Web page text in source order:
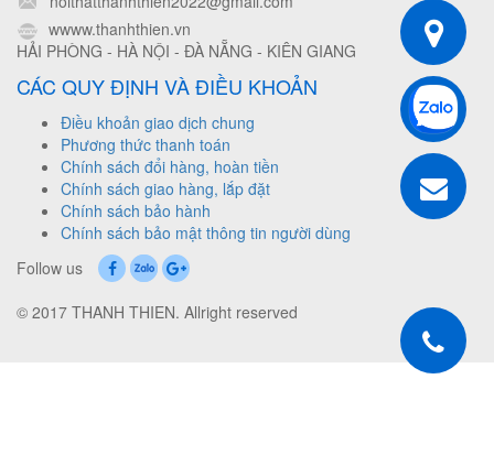
wwww.thanhthien.vn
HẢI PHÒNG - HÀ NỘI - ĐÀ NẴNG - KIÊN GIANG
CÁC QUY ĐỊNH VÀ ĐIỀU KHOẢN
Điều khoản giao dịch chung
Phương thức thanh toán
Chính sách đổi hàng, hoàn tiền
Chính sách giao hàng, lắp đặt
Chính sách bảo hành
Chính sách bảo mật thông tin người dùng
Follow us
© 2017 THANH THIEN. Allright reserved